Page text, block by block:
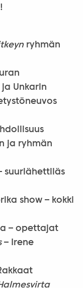
ryhmän
ja Unkarin
ja ryhmän
suurlähettiläs
show – kokki
– opettajat
– Irene